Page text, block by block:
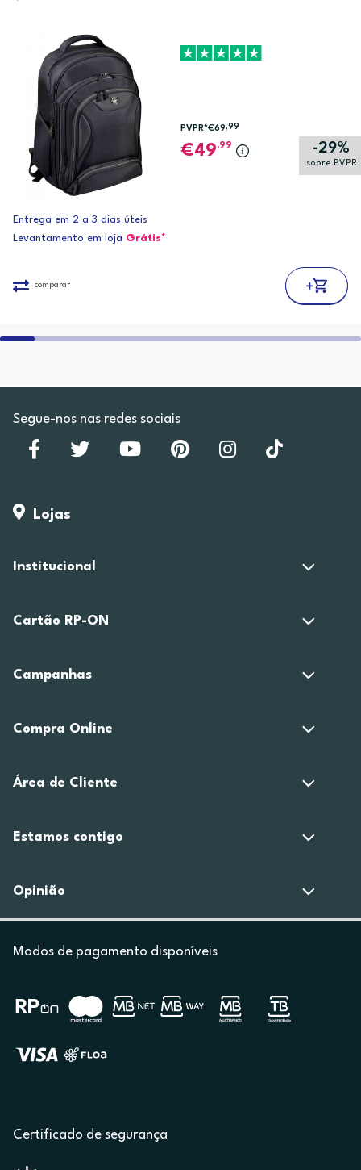
-29%
sobre PVPR
PVPR*€69,99
49,99
Entrega em 2 a 3 dias úteis
Levantamento em loja Grátis*
comparar
Segue-nos nas redes sociais
Lojas
Institucional
Cartão RP-ON
Campanhas
Compra Online
Área de Cliente
Estamos contigo
Opinião
Modos de pagamento disponíveis
Certificado de segurança